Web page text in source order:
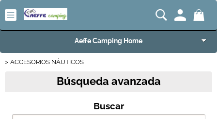
Aeffe Camping Home
Articoli per Camper e Caravan
Articoli VW Collection
Articoli per Campeggio e Giardino
ACCESORIOS NÁUTICOS
Búsqueda avanzada
Buscar